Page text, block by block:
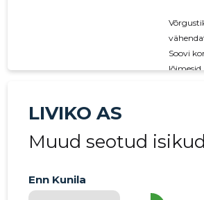
Soovi
lõimesid
LIVIKO AS
Muud seotud isikud
Enn Kunila